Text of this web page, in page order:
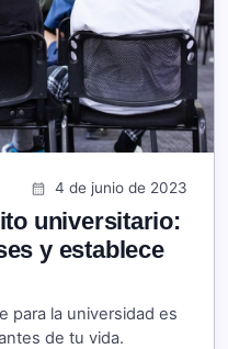
calendar_month 4 de junio de 2023
universitario:
y establece
para la universidad es
de tu vida.